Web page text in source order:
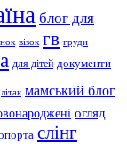
блог для
візок гв груди
для дітей документи
літак мамський блог
огляд
слінг